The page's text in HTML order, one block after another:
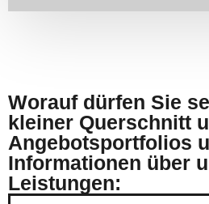
Worauf dürfen Sie
kleiner Querschnitt
Angebotsportfolios
Informationen über
Leistungen: